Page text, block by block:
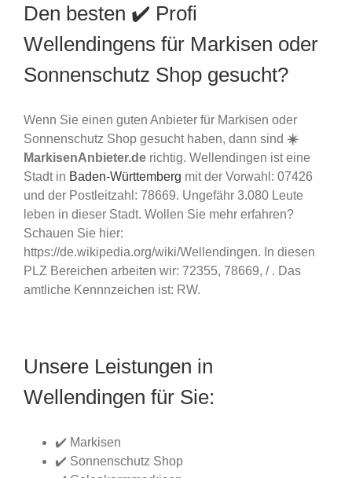
Den besten ✔️ Profi
Wellendingens für Markisen oder
Sonnenschutz Shop gesucht?
Wenn Sie einen guten Anbieter für Markisen oder
Sonnenschutz Shop gesucht haben, dann sind ☀️
MarkisenAnbieter.de richtig. Wellendingen ist eine
Stadt in Baden-Württemberg mit der Vorwahl: 07426
und der Postleitzahl: 78669. Ungefähr 3.080 Leute
leben in dieser Stadt. Wollen Sie mehr erfahren?
Schauen Sie hier:
https://de.wikipedia.org/wiki/Wellendingen. In diesen
PLZ Bereichen arbeiten wir: 72355, 78669, / . Das
amtliche Kennnzeichen ist: RW.
Unsere Leistungen in
Wellendingen für Sie:
✔️ Markisen
✔️ Sonnenschutz Shop